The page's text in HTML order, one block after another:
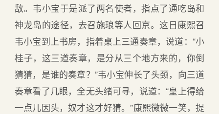
敌。韦小宝于是派了两名使者，指点了通吃岛和
神龙岛的途径，去召施琅等人回京。这日康熙召
韦小宝到上书房，指着桌上三通奏章，说道：“小
桂子，这三道奏章，是分从三个地方来的，你倒
猜猜，是谁的奏章？”韦小宝伸长了头颈，向三道
奏章看了几眼，全无头绪可寻，说道：“皇上得给
一点儿因头，奴才这才好猜。”康熙微微一笑，提